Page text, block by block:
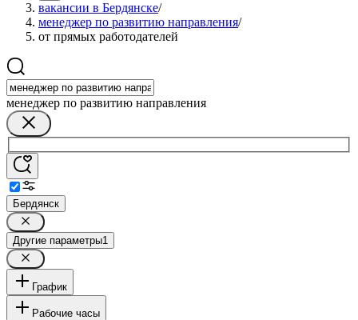
вакансии в Бердянске/
менеджер по развитию направления/
от прямых работодателей
менеджер по развитию направления
Бердянск
Другие параметры1
График
Рабочие часы